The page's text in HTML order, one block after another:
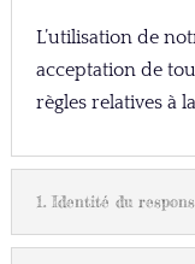
L’utilisation de
acceptation de
règles relatives à
1. Identité du